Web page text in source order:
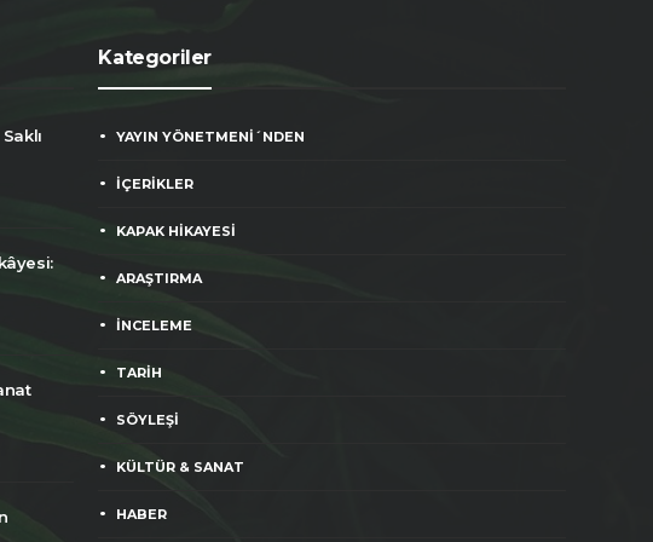
Kategoriler
YAYIN YÖNETMENİ´NDEN
İÇERİKLER
KAPAK HİKAYESİ
ARAŞTIRMA
İNCELEME
TARİH
SÖYLEŞİ
KÜLTÜR & SANAT
HABER